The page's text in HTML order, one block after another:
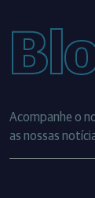
Acompanhe o
as nossas